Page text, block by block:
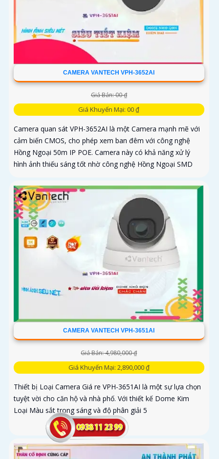
CAMERA VANTECH VPH-3652AI
Giá Bán: 00 ₫
Giá Khuyến Mại: 00 ₫
Camera quan sát VPH-3652AI là một Camera mạnh mẽ với
cảm biến CMOS, cho phép xem ban đêm với công nghệ
Hồng Ngoại 50m IP POE. Camera này có khả năng xử lý
hình ảnh thiếu sáng tốt nhờ công nghệ Hồng Ngoại SMD
CAMERA VANTECH VPH-3651AI
Giá Bán: 4,980,000 ₫
Giá Khuyến Mại: 2,890,000 ₫
Thiết bị Loại Camera Giá re VPH-3651AI là một sự lựa chọn
tuyệt vời cho căn hộ và nhà phố. Với thiết kế Dome Kim
Loại Màu sắt trong sáng và độ phân giải 5